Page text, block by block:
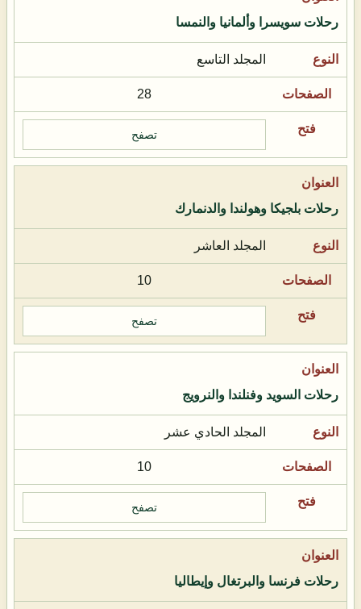
رحلات سويسرا وألمانيا والنمسا
المجلد التاسع
28
تصفح
رحلات بلجيكا وهولندا والدنمارك
المجلد العاشر
10
تصفح
رحلات السويد وفنلندا والنرويج
المجلد الحادي عشر
10
تصفح
رحلات فرنسا والبرتغال وإيطاليا